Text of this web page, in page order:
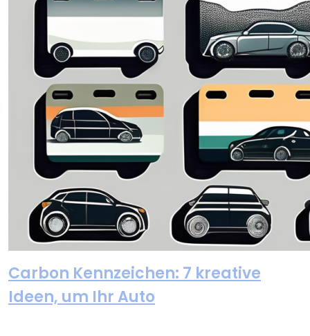
Carbon Kennzeichen: 7 kreative
Ideen, um Ihr Auto